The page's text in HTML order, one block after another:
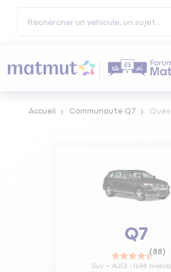
Accueil Communauté Q7
Q7
(88)
Suv AUDI - 1694